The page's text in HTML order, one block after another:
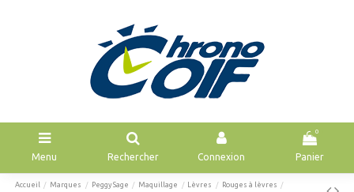
Menu Rechercher Connexion
0
Panier
Accueil Marques Peggy Sage Maquillage Lèvres
Rouges à lèvres